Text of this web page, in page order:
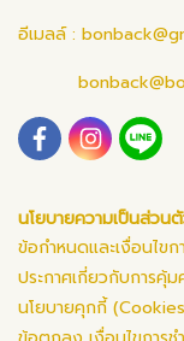
อีเมลล์ :
นโยบายความเป็นส่วน
ข้อกำหนดและเงื่อนไขก
ประกาศเกี่ยวกับการ
นโยบายคุกกี้